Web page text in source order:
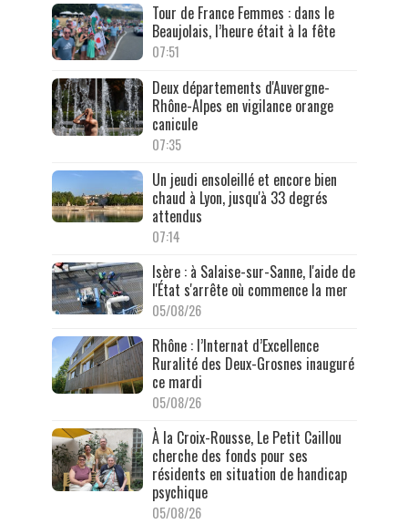
Tour de France Femmes : dans le
Beaujolais, l’heure était à la fête
07:51
Deux départements d'Auvergne-
Rhône-Alpes en vigilance orange
canicule
07:35
Un jeudi ensoleillé et encore bien
chaud à Lyon, jusqu'à 33 degrés
attendus
07:14
Isère : à Salaise-sur-Sanne, l'aide de
l'État s'arrête où commence la mer
05/08/26
Rhône : l’Internat d’Excellence
Ruralité des Deux-Grosnes inauguré
ce mardi
05/08/26
À la Croix-Rousse, Le Petit Caillou
cherche des fonds pour ses
résidents en situation de handicap
psychique
05/08/26